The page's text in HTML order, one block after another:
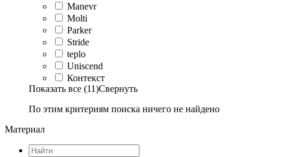
Manevr
Molti
Parker
Stride
teplo
Uniscend
Контекст
Показать все (11)Свернуть
По этим критериям поиска ничего не найдено
Материал